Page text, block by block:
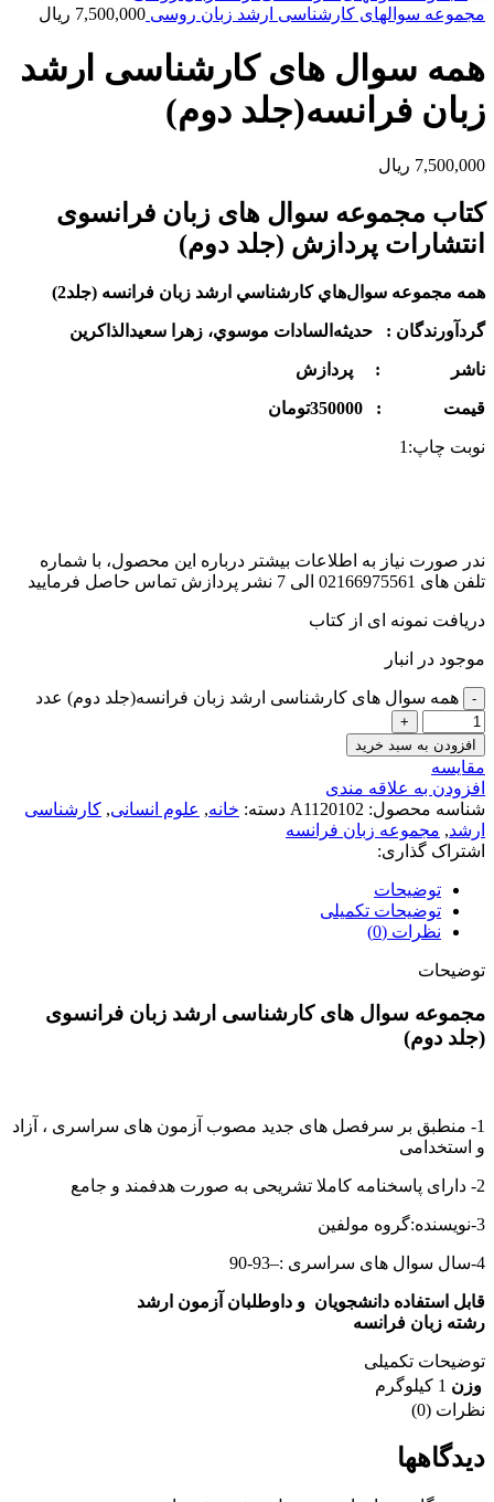
مجموعه سوالهای کارشناسی ارشد زبان روسی 7,500,000 ریال
همه سوال های کارشناسی ارشد
زبان فرانسه(جلد دوم)
7,500,000 ریال
کتاب مجموعه سوال های زبان فرانسوی
انتشارات پردازش (جلد دوم)
همه مجموعه سوال‌هاي كارشناسي ارشد زبان فرانسه (جلد2)
گردآورندگان : حديثه‌السادات موسوي، زهرا سعيدالذاكرين
ناشر : پردازش
قيمت : 350000تومان
نوبت چاپ:1
ندر صورت نیاز به اطلاعات بیشتر درباره این محصول، با شماره
تلفن های 02166975561 الی 7 نشر پردازش تماس حاصل فرمایید
دریافت نمونه ای از کتاب
موجود در انبار
همه سوال های کارشناسی ارشد زبان فرانسه(جلد دوم) عدد
افزودن به سبد خرید
مقايسه
افزودن به علاقه مندی
شناسه محصول: A1120102 دسته: خانه, علوم انسانی, کارشناسی
ارشد, مجموعه زبان فرانسه
اشتراک گذاری:
توضیحات
توضیحات تکمیلی
نظرات (0)
توضیحات
مجموعه سوال های کارشناسی ارشد زبان فرانسوی
(جلد دوم)
1- منطبق بر سرفصل های جدید مصوب آزمون های سراسری ، آزاد
و استخدامی
2- دارای پاسخنامه کاملا تشریحی به صورت هدفمند و جامع
3-نویسنده:گروه مولفین
4-سال سوال های سراسری :–93-90
قابل استفاده دانشجویان و داوطلبان آزمون ارشد
رشته زبان فرانسه
توضیحات تکمیلی
وزن 1 کیلوگرم
نظرات (0)
دیدگاهها